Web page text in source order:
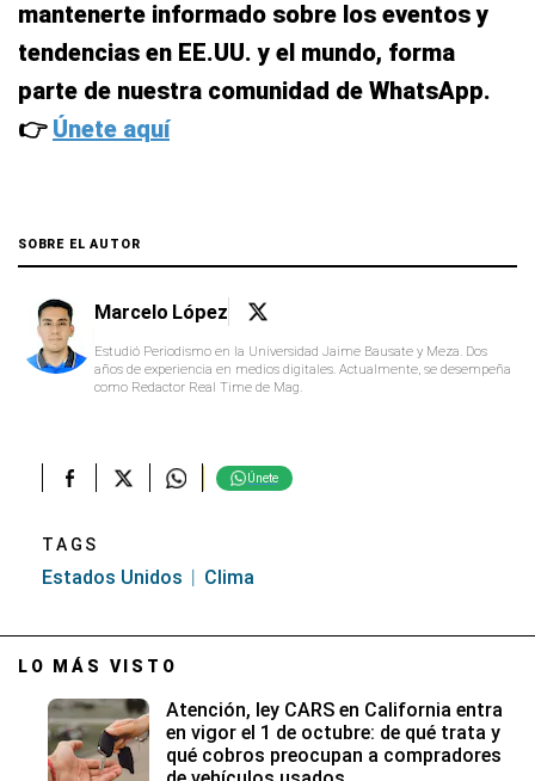
mantenerte informado sobre los eventos y
tendencias en EE.UU. y el mundo, forma
parte de nuestra comunidad de WhatsApp.
👉 Únete aquí
SOBRE EL AUTOR
Marcelo López
Estudió Periodismo en la Universidad Jaime Bausate y Meza. Dos
años de experiencia en medios digitales. Actualmente, se desempeña
como Redactor Real Time de Mag.
Únete
TAGS
Estados Unidos Clima
LO MÁS VISTO
Atención, ley CARS en California entra
en vigor el 1 de octubre: de qué trata y
qué cobros preocupan a compradores